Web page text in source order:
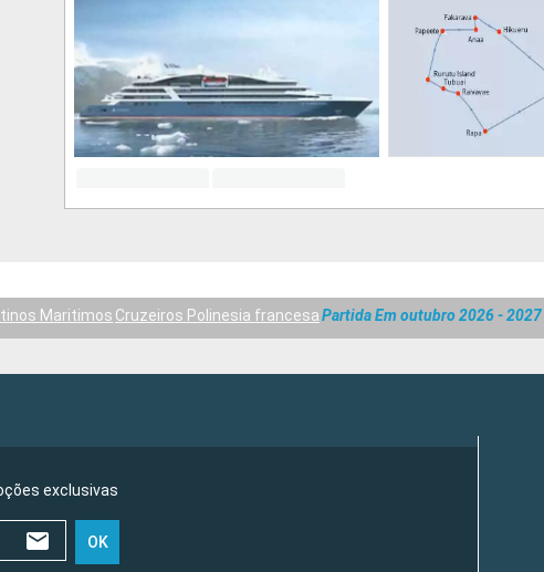
Maritimos Cruzeiros Polinesia francesaPartida Em outubro 2026 - 2027
exclusivas
OK